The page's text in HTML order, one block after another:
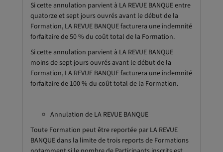
Si cette annulation parvient à LA REVUE BANQUE entre
quatorze et sept jours ouvrés avant le début de la
Formation, LA REVUE BANQUE facturera une indemnité
forfaitaire de 50 % du coût total de la Formation.
Si cette annulation parvient à LA REVUE BANQUE
moins de sept jours ouvrés avant le début de la
Formation, LA REVUE BANQUE facturera une indemnité
forfaitaire de 100 % du coût total de la Formation.
Annulation de LA REVUE BANQUE
Toute Formation peut être reportée par LA REVUE
BANQUE dans la limite de trois reports de Formations